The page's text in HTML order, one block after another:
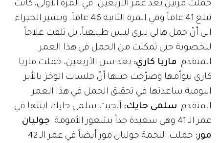
حملت مرتين بعد عمر الأربعين. في المرة الأولى، كانت
تبلغ 41 عاماً وفي المرة الثانية 46 عاماً. ويشير الخبراء
الى أنّ حمل هالي بيري ليس طبيعياً، بل تلقت علاجاً
للخصوبة حتى تمكنت من الحمل في هذا العمر
المتقدم. ماريا كاري: بعد سن الأربعين، حملت ماريا
كاري بتوأمها وصرّحت حينها أنّ جلسات الوخز بالأبر
اليومية ساعدتها في تحقيق الحمل في هذا العمر
المتقدم. سلمى حايك: أنجبت سلمى حايك ابنتها في
عمر الـ 41 وهي سعيدة جداً بشعور الأمومة.
جوليان
مور:
حملت النجمة جوليان مور أيضاً في عمر الـ 42